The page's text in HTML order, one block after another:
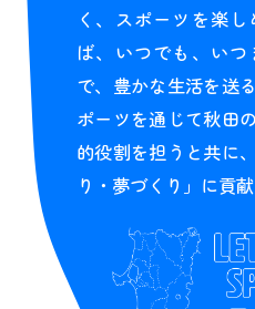
く、スポーツを楽
ば、いつでも、い
で、豊かな生活を送
ポーツを通じて秋田
的役割を担うと共に
り・夢づくり」に貢